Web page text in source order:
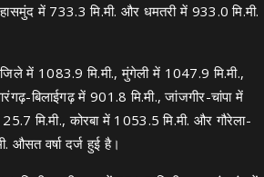
में 733.3 मि.मी. और धमतरी में 933.0 मि.मी.
में 1083.9 मि.मी., मुंगेली में 1047.9 मि.मी.,
बिलाईगढ़ में 901.8 मि.मी., जांजगीर-चांपा में
मि.मी., कोरबा में 1053.5 मि.मी. और गौरेला-
औसत वर्षा दर्ज हुई है।